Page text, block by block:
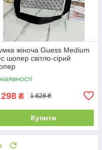
жіноча Guess Medium
шопер світло-сірий
₴ 1 628 ₴
Купити